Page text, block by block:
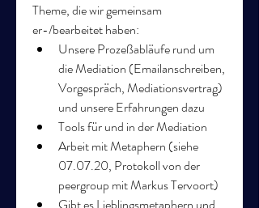
Theme, die wir gemeinsam
er-/bearbeitet haben:
Unsere Prozeßabläufe rund um
die Mediation (Emailanschreiben,
Vorgespräch, Mediationsvertrag)
und unsere Erfahrungen dazu
Tools für und in der Mediation
Arbeit mit Metaphern (siehe
07.07.20, Protokoll von der
peergroup mit Markus Tervoort)